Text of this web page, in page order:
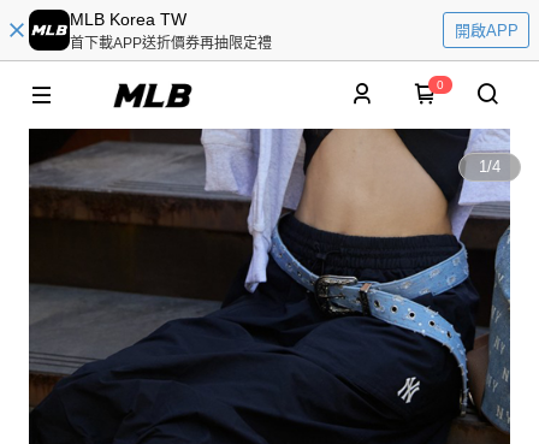
MLB Korea TW
首下載APP送折價券再抽限定禮
開啟APP
0
1/4